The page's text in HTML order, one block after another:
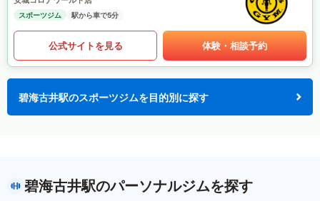
スポーツジム 駅から車で5分
公式サイトを見る 体験・相談予約
碧海古井駅のスポーツジムを目的別に探す
碧海古井駅のパーソナルジムを探す